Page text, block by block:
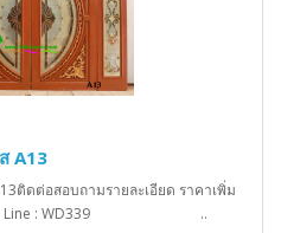
A13
ติดต่อสอบถามรายละเอียด ราคาเพิ่ม
ID Line : WD339 ..